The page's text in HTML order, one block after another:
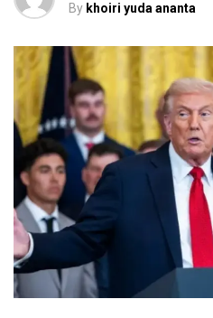
By khoiri yuda ananta